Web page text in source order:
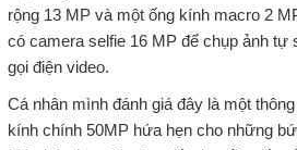
rộng 13 MP và một ống kính macro 2
có camera selfie 16 MP để chụp ảnh
gọi điện video.
Cá nhân mình đánh giá đây là một
kính chính 50MP hứa hẹn cho những